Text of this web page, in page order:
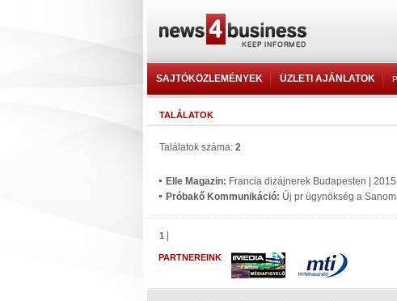
SAJTÓKÖZLEMÉNYEK ÜZLETI AJÁNLATOK
TALÁLATOK
Találatok száma: 2
Elle Magazin: Francia dizájnerek Budapesten |
Próbakő Kommunikáció: Új pr ügynökség a
1
PARTNEREINK